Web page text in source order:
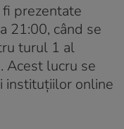
prezentate
21:00, când se
turul 1 al
Acest lucru se
instituțiilor online